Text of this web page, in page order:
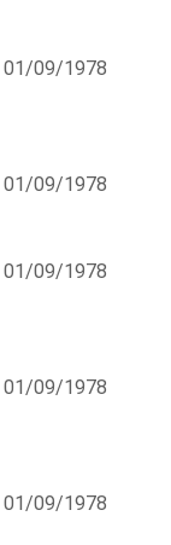
01/09/1978
01/09/1978
01/09/1978
01/09/1978
01/09/1978